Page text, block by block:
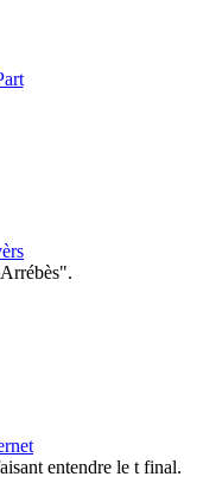
entendre le t final.